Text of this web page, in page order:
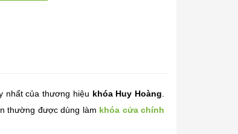
nhất của thương hiệu khóa Huy Hoàng
thường được dùng làm khóa cửa chính